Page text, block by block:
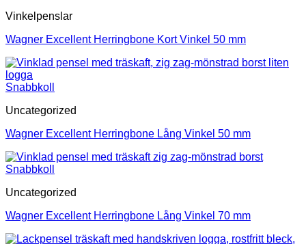
Vinkelpenslar
Wagner Excellent Herringbone Kort Vinkel 50 mm
Snabbkoll
Uncategorized
Wagner Excellent Herringbone Lång Vinkel 50 mm
Snabbkoll
Uncategorized
Wagner Excellent Herringbone Lång Vinkel 70 mm